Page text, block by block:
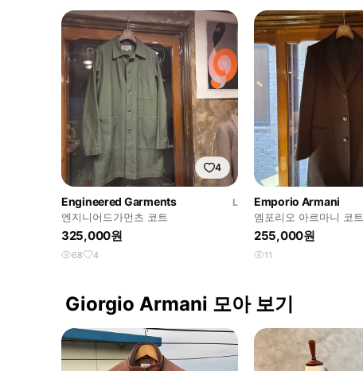
4
Engineered Garments
L
엔지니어드가먼츠 코트
325,000원
68 4
Emporio Armani
엠포리오 아르마니 코트
255,000원
11
Giorgio Armani 모아 보기